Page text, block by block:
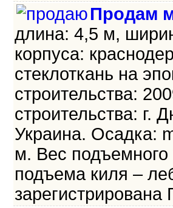
Продам
длина: 4,5 м,
корпуса:
стеклоткань на
строительства:
строительства: г.
Украина. Осадка:
м. Вес подъемного
подъема киля –
зарегистрирована